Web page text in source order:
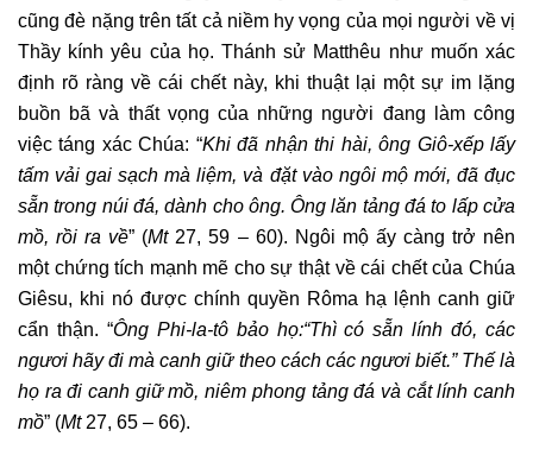
cũng đè nặng trên tất cả niềm hy vọng của mọi người về vị
Thầy kính yêu của họ. Thánh sử Matthêu như muốn xác
định rõ ràng về cái chết này, khi thuật lại một sự im lặng
buồn bã và thất vọng của những người đang làm công
việc táng xác Chúa: “Khi đã nhận thi hài, ông Giô-xếp lấy
tấm vải gai sạch mà liệm, và đặt vào ngôi mộ mới, đã đục
sẵn trong núi đá, dành cho ông. Ông lăn tảng đá to lấp cửa
mồ, rồi ra về” (Mt27, 59 – 60). Ngôi mộ ấy càng trở nên
một chứng tích mạnh mẽ cho sự thật về cái chết của Chúa
Giêsu, khi nó được chính quyền Rôma hạ lệnh canh giữ
cẩn thận. “Ông Phi-la-tô bảo họ:“Thì có sẵn lính đó, các
ngươi hãy đi mà canh giữ theo cách các ngươi biết.” Thế là
họ ra đi canh giữ mồ, niêm phong tảng đá và cắt lính canh
mồ” (Mt27, 65 – 66).